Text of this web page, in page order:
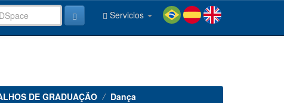
Servicios
DE GRADUAÇÃO Dança